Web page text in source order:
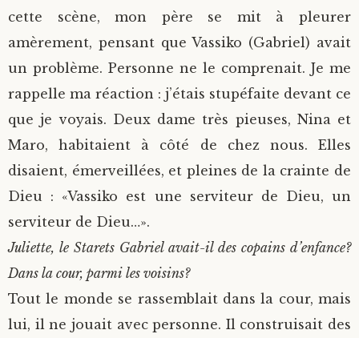
cette scène, mon père se mit à pleurer
amèrement, pensant que Vassiko (Gabriel) avait
un problème. Personne ne le comprenait. Je me
rappelle ma réaction : j’étais stupéfaite devant ce
que je voyais. Deux dame très pieuses, Nina et
Maro, habitaient à côté de chez nous. Elles
disaient, émerveillées, et pleines de la crainte de
Dieu : «Vassiko est une serviteur de Dieu, un
serviteur de Dieu…».
Juliette, le Starets Gabriel avait-il des copains d’enfance?
Dans la cour, parmi les voisins?
Tout le monde se rassemblait dans la cour, mais
lui, il ne jouait avec personne. Il construisait des